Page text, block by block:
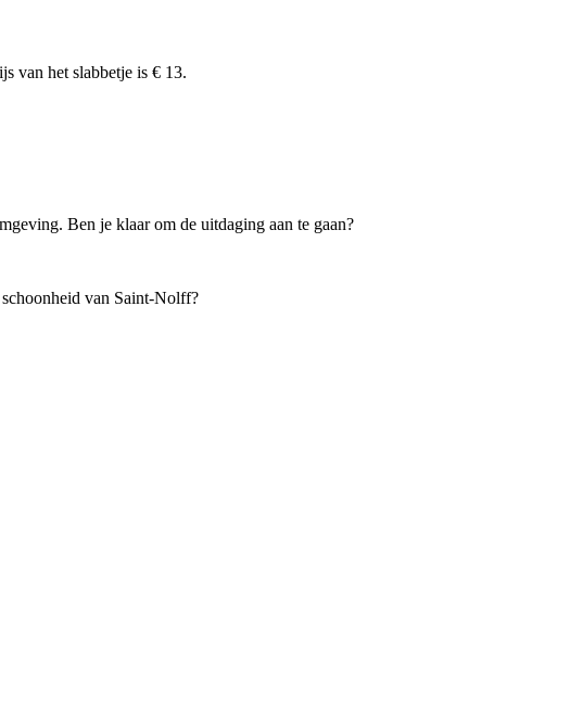
van het slabbetje is € 13.
Ben je klaar om de uitdaging aan te gaan?
van Saint-Nolff?